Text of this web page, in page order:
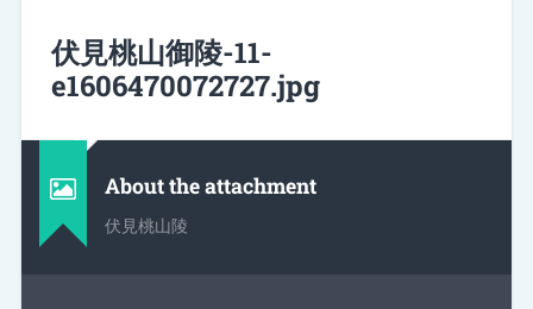
伏見桃山御陵-11-
e1606470072727.jpg
About the attachment
伏見桃山陵